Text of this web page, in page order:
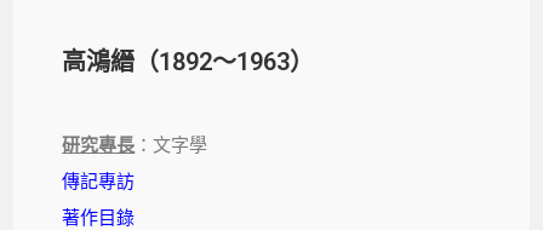
高鴻縉（1892～1963）
研究專長 ：文字學
傳記專訪
著作目錄